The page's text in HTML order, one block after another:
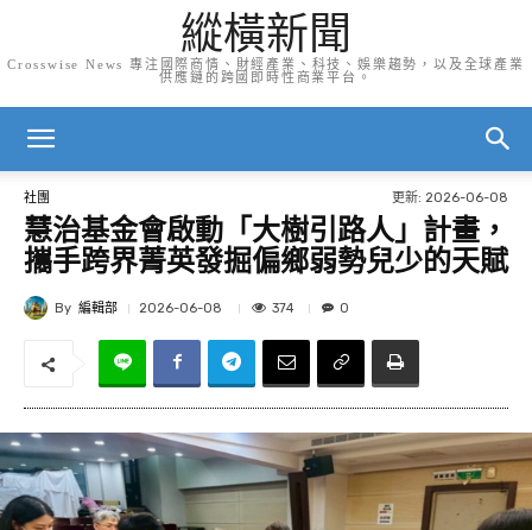
縱橫新聞
Crosswise News 專注國際商情、財經產業、科技、娛樂趨勢，以及全球產業
供應鏈的跨國即時性商業平台。
社團 更新: 2026-06-08
慧治基金會啟動「大樹引路人」計畫，
攜手跨界菁英發掘偏鄉弱勢兒少的天賦
By 編輯部 2026-06-08 374 0